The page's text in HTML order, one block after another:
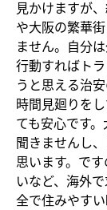
見かけますが
や大阪の繁華
ません。自分
行動すればト
うと思える治
時間見廻りを
ても安心です
聞きませんし
思います。で
いなど、海外
全で住みやすい